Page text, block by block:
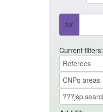
for
Current filters: